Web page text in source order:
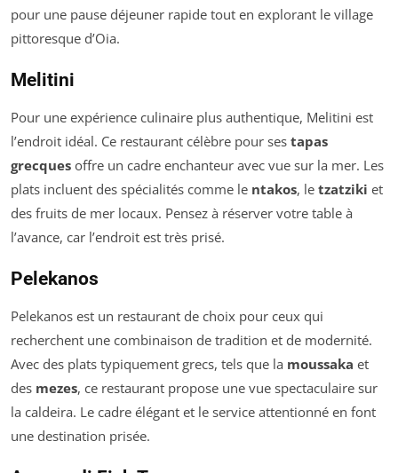
pour une pause déjeuner rapide tout en explorant le village
pittoresque d’Oia.
Melitini
Pour une expérience culinaire plus authentique, Melitini est
l’endroit idéal. Ce restaurant célèbre pour ses tapas
grecques offre un cadre enchanteur avec vue sur la mer. Les
plats incluent des spécialités comme le ntakos, le tzatziki et
des fruits de mer locaux. Pensez à réserver votre table à
l’avance, car l’endroit est très prisé.
Pelekanos
Pelekanos est un restaurant de choix pour ceux qui
recherchent une combinaison de tradition et de modernité.
Avec des plats typiquement grecs, tels que la moussaka et
des mezes, ce restaurant propose une vue spectaculaire sur
la caldeira. Le cadre élégant et le service attentionné en font
une destination prisée.